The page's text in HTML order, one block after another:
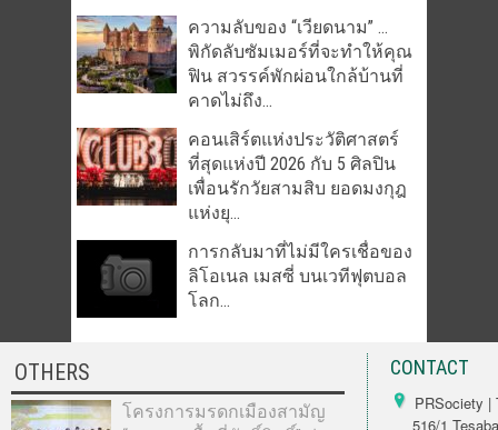
ความลับของ “เวียดนาม” …
พิกัดลับซัมเมอร์ที่จะทำให้คุณ
ฟิน สวรรค์พักผ่อนใกล้บ้านที่
คาดไม่ถึง...
คอนเสิร์ตแห่งประวัติศาสตร์
ที่สุดแห่งปี 2026 กับ 5 ศิลปิน
เพื่อนรักวัยสามสิบ ยอดมงกุฎ
แห่งยุ...
การกลับมาที่ไม่มีใครเชื่อของ
ลิโอเนล เมสซี่ บนเวทีฟุตบอล
โลก...
OTHERS
โครงการมรดกเมืองสามัญ
CONTACT
PRSociety |
516/1